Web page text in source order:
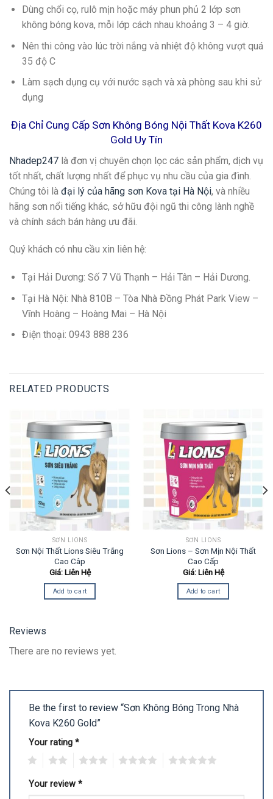
Dùng chổi cọ, rulô mịn hoặc máy phun phủ 2 lớp sơn
không bóng kova, mỗi lớp cách nhau khoảng 3 – 4 giờ.
Nên thi công vào lúc trời nắng và nhiệt độ không vượt quá
35 độ C
Làm sạch dụng cụ với nước sạch và xà phòng sau khi sử
dụng
Địa Chỉ Cung Cấp Sơn Không Bóng Nội Thất Kova K260
Gold Uy Tín
Nhadep247 là đơn vị chuyên chọn lọc các sản phẩm, dịch vụ
tốt nhất, chất lượng nhất để phục vụ nhu cầu của gia đình.
Chúng tôi là đại lý của hãng sơn Kova tại Hà Nội, và nhiều
hãng sơn nổi tiếng khác, sở hữu đội ngũ thi công lành nghề
và chính sách bán hàng ưu đãi.
Quý khách có nhu cầu xin liên hệ:
Tại Hải Dương: Số 7 Vũ Thạnh – Hải Tân – Hải Dương.
Tại Hà Nội: Nhà 810B – Tòa Nhà Đồng Phát Park View –
Vĩnh Hoàng – Hoàng Mai – Hà Nội
Điện thoại: 0943 888 236
RELATED PRODUCTS
SƠN LIONS
Sơn Nội Thất Lions Siêu Trắng
Cao Câp
Giá: Liên Hệ
Add to cart
SƠN LIONS
Sơn Lions – Sơn Mịn Nội Thất
Cao Cấp
Giá: Liên Hệ
Add to cart
Reviews
There are no reviews yet.
Be the first to review “Sơn Không Bóng Trong Nhà
Kova K260 Gold”
Your rating *
Your review *